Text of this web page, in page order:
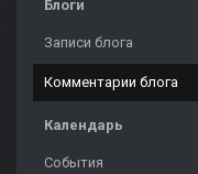
Блоги
Записи блога
Комментарии блога
Календарь
События